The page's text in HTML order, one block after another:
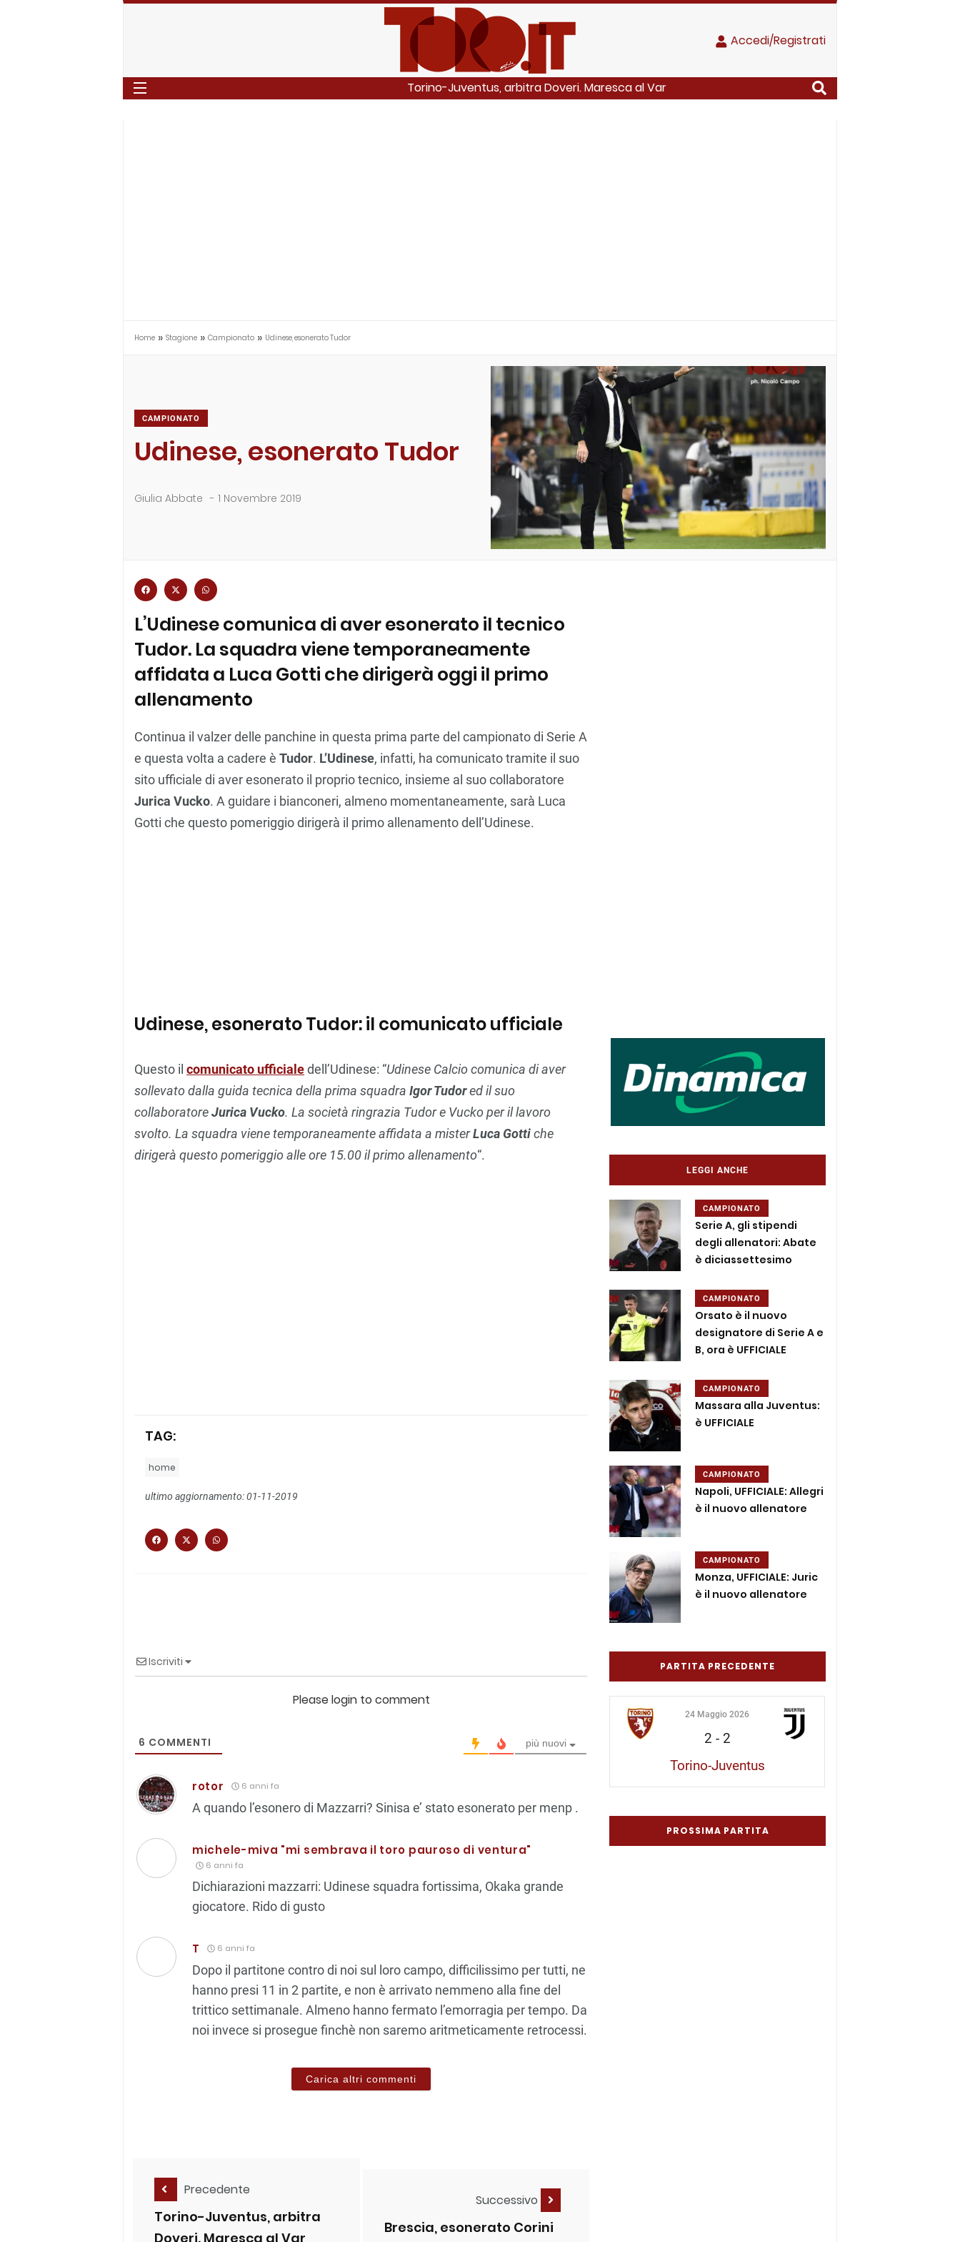
Accedi/Registrati
Torino-Juventus, arbitra Doveri. Maresca al Var
Home » Stagione » Campionato » Udinese, esonerato Tudor
CAMPIONATO
Udinese, esonerato Tudor
Giulia Abbate - 1 Novembre 2019
L’Udinese comunica di aver esonerato il tecnico
Tudor. La squadra viene temporaneamente
affidata a Luca Gotti che dirigerà oggi il primo
allenamento
Continua il valzer delle panchine in questa prima parte del campionato di Serie A
e questa volta a cadere è Tudor. L’Udinese, infatti, ha comunicato tramite il suo
sito ufficiale di aver esonerato il proprio tecnico, insieme al suo collaboratore
Jurica Vucko. A guidare i bianconeri, almeno momentaneamente, sarà Luca
Gotti che questo pomeriggio dirigerà il primo allenamento dell’Udinese.
Udinese, esonerato Tudor: il comunicato ufficiale
Questo il comunicato ufficialedell’Udinese: “Udinese Calcio comunica di aver
sollevato dalla guida tecnica della prima squadra Igor Tudored il suo
collaboratoreJurica Vucko. La società ringrazia Tudor e Vucko per il lavoro
svolto. La squadra viene temporaneamente affidata a misterLuca Gottiche
dirigerà questo pomeriggio alle ore 15.00 il primo allenamento“.
TAG:
home
ultimo aggiornamento: 01-11-2019
Iscriviti
Please login to comment
6 COMMENTI più nuovi
rotor 6 anni fa
A quando l’esonero di Mazzarri? Sinisa e’ stato esonerato per menp .
michele-miva "mi sembrava il toro pauroso di ventura"
6 anni fa
Dichiarazioni mazzarri: Udinese squadra fortissima, Okaka grande
giocatore. Rido di gusto
T 6 anni fa
Dopo il partitone contro di noi sul loro campo, difficilissimo per tutti, ne
hanno presi 11 in 2 partite, e non è arrivato nemmeno alla fine del
trittico settimanale. Almeno hanno fermato l’emorragia per tempo. Da
noi invece si prosegue finchè non saremo aritmeticamente retrocessi.
Carica altri commenti
Precedente
Torino-Juventus, arbitra
Doveri. Maresca al Var
Successivo
Brescia, esonerato Corini
LEGGI ANCHE
CAMPIONATO
Serie A, gli stipendi
degli allenatori: Abate
è diciassettesimo
CAMPIONATO
Orsato è il nuovo
designatore di Serie A e
B, ora è UFFICIALE
CAMPIONATO
Massara alla Juventus:
è UFFICIALE
CAMPIONATO
Napoli, UFFICIALE: Allegri
è il nuovo allenatore
CAMPIONATO
Monza, UFFICIALE: Juric
è il nuovo allenatore
PARTITA PRECEDENTE
24 Maggio 2026
2 - 2
Torino-Juventus
PROSSIMA PARTITA